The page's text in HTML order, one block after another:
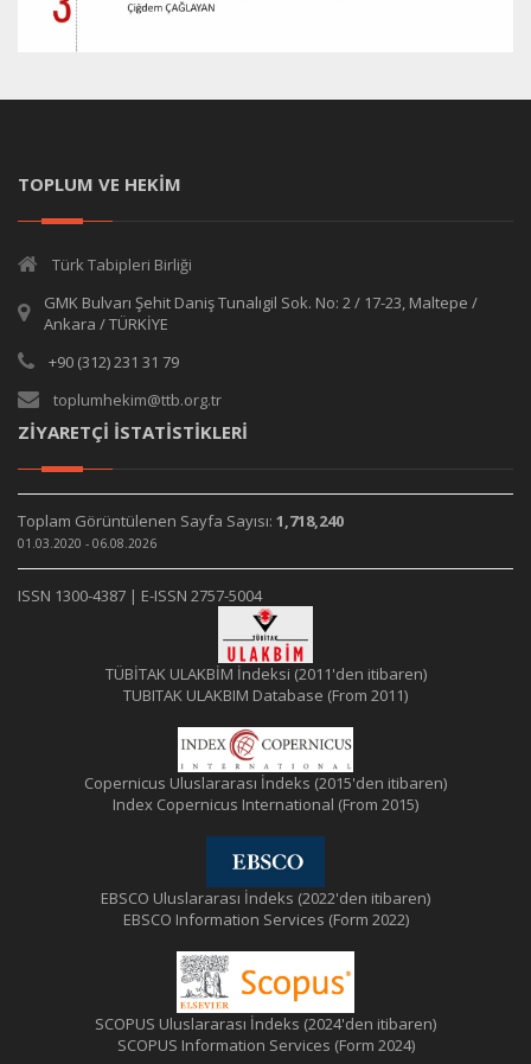
TOPLUM VE HEKİM
Türk Tabipleri Birliği
GMK Bulvarı Şehit Daniş Tunalıgil Sok. No: 2 / 17-23, Maltepe /
Ankara / TÜRKİYE
+90 (312) 231 31 79
toplumhekim@ttb.org.tr
ZİYARETÇİ İSTATİSTİKLERİ
Toplam Görüntülenen Sayfa Sayısı: 1,718,240
01.03.2020 - 06.08.2026
ISSN 1300-4387 | E-ISSN 2757-5004
TÜBİTAK ULAKBİM İndeksi (2011'den itibaren)
TUBITAK ULAKBIM Database (From 2011)
Copernicus Uluslararası İndeks (2015'den itibaren)
Index Copernicus International (From 2015)
EBSCO Uluslararası İndeks (2022'den itibaren)
EBSCO Information Services (Form 2022)
SCOPUS Uluslararası İndeks (2024'den itibaren)
SCOPUS Information Services (Form 2024)